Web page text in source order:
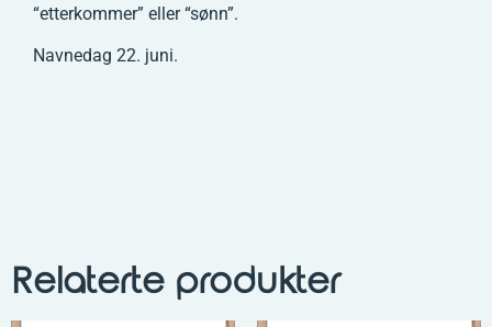
“etterkommer” eller “sønn”.
Navnedag 22. juni.
Relaterte produkter